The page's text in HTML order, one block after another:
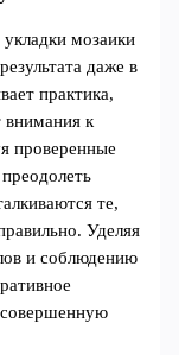
мозаики
даже в
практика,
внимания к
проверенные
те,
Уделяя
и соблюдению
совершенную